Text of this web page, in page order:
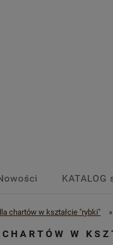
KATALOG
chartów w kształcie "rybki" »
W